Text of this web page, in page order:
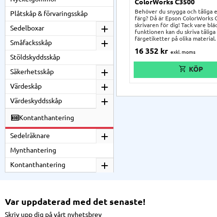
ColorWorks C3500
Behöver du snygga och tåliga
färg? Då är Epson ColorWorks
skrivaren för dig! Tack vare
funktionen kan du skriva tåliga
färgetiketter på olika material.
trycker fina, detaljerade
16 352 kr
Plåtskåp & förvaringsskåp
Sedelboxar
Småfacksskåp
Stöldskyddsskåp
Säkerhetsskåp
Värdeskåp
Värdeskyddsskåp
Kontanthantering
Sedelräknare
Mynthantering
Kontanthantering
Var uppdaterad med det senaste!
Skriv upp dig på vårt nyhetsbrev